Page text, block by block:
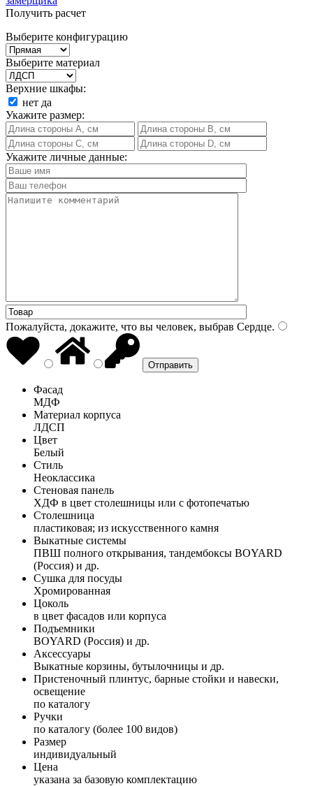
Получить расчет
Выберите конфигурацию
Выберите материал
Верхние шкафы:
нет да
Укажите размер:
Укажите личные данные:
Пожалуйста, докажите, что вы человек, выбрав Сердце.
Фасад
МДФ
Материал корпуса
ЛДСП
Цвет
Белый
Стиль
Неоклассика
Стеновая панель
ХДФ в цвет столешницы или с фотопечатью
Столешница
пластиковая; из искусственного камня
Выкатные системы
ПВШ полного открывания, тандембоксы BOYARD
(Россия) и др.
Сушка для посуды
Хромированная
Цоколь
в цвет фасадов или корпуса
Подъемники
BOYARD (Россия) и др.
Аксессуары
Выкатные корзины, бутылочницы и др.
Пристеночный плинтус, барные стойки и навески,
освещение
по каталогу
Ручки
по каталогу (более 100 видов)
Размер
индивидуальный
Цена
указана за базовую комплектацию